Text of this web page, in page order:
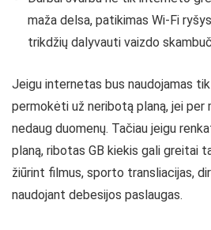
maža delsa, patikimas Wi-Fi
trikdžių dalyvauti vaizdo
Jeigu internetas bus naudojamas
permokėti už neribotą planą, jei per
nedaug duomenų. Tačiau jeigu
planą, ribotas GB kiekis gali greitai
žiūrint filmus, sporto transliacijas,
naudojant debesijos paslaugas.